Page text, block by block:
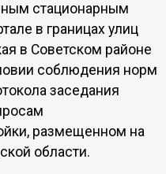
стационарным
в границах улиц
в Советском районе
соблюдения норм
заседания
размещенном на
области.